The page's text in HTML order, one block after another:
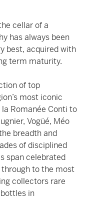
cellar of a
has always been
best, acquired with
term maturity.
of top
most iconic
Romanée Conti to
Vogüé, Méo
breadth and
of disciplined
span celebrated
to the most
collectors rare
in